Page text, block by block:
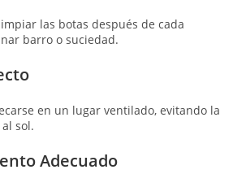
las botas después de cada
barro o suciedad.
en un lugar ventilado, evitando la
sol.
Adecuado